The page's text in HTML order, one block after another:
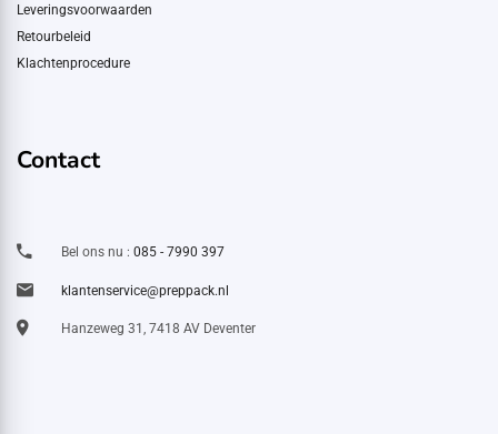
Leveringsvoorwaarden
Retourbeleid
Klachtenprocedure
Contact
Bel ons nu : 085 - 7990 397
klantenservice@preppack.nl
Hanzeweg 31, 7418 AV Deventer